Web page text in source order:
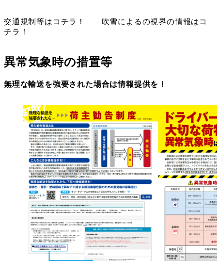
交通規制等はコチラ！ 吹雪によるの視界の情報はコ
チラ！
異常気象時の措置等
無理な輸送を強要された場合は情報提供を！